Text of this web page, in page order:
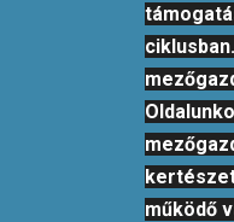
működő